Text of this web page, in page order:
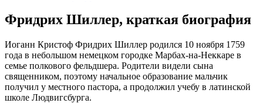
Фридрих Шиллер, краткая биография
Иоганн Кристоф Фридрих Шиллер родился 10 ноября 1759
года в небольшом немецком городке Марбах-на-Неккаре в
семье полкового фельдшера. Родители видели сына
священником, поэтому начальное образование мальчик
получил у местного пастора, а продолжил учебу в латинской
школе Людвигсбурга.